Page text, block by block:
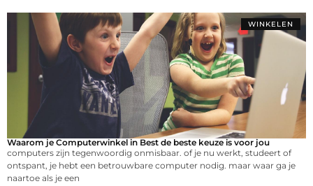
WINKELEN
Waarom je Computerwinkel in Best de beste keuze is voor jou
computers zijn tegenwoordig onmisbaar. of je nu werkt, studeert of
ontspant, je hebt een betrouwbare computer nodig. maar waar ga je
naartoe als je een